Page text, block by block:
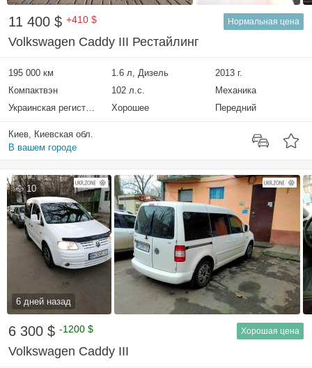
11 400 $ +410 $ Нормальная цена
Volkswagen Caddy III Рестайлинг
195 000 км 1.6 л, Дизель
2013 г.
Компактвэн
102 л.с.
Механика
Украинская регистрация
Хорошее Передний
Киев, Киевская обл.
В вашем городе
10
6 дней назад
6 300 $ -1200 $ Хорошая цена
Volkswagen Caddy III